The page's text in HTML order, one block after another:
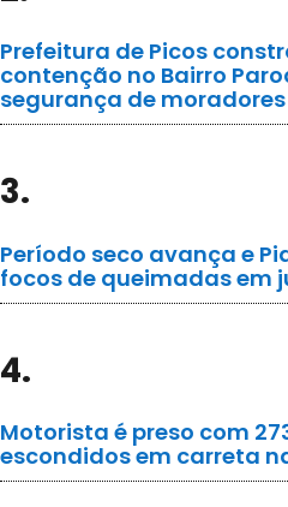
Prefeitura de Picos
contenção no Bairro
segurança de moradores
3.
Período seco avança e
focos de queimadas em
4.
Motorista é preso com
escondidos em carreta